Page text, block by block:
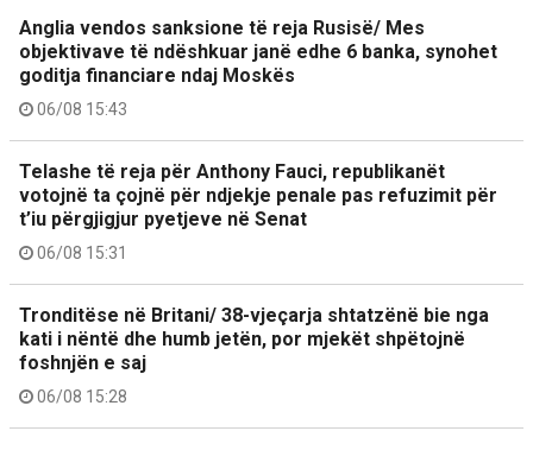
Anglia vendos sanksione të reja Rusisë/ Mes
objektivave të ndëshkuar janë edhe 6 banka, synohet
goditja financiare ndaj Moskës
06/08 15:43
Telashe të reja për Anthony Fauci, republikanët
votojnë ta çojnë për ndjekje penale pas refuzimit për
t’iu përgjigjur pyetjeve në Senat
06/08 15:31
Tronditëse në Britani/ 38-vjeçarja shtatzënë bie nga
kati i nëntë dhe humb jetën, por mjekët shpëtojnë
foshnjën e saj
06/08 15:28